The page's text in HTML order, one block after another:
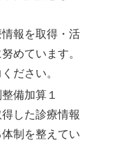
報を取得・活
めています。
ださい。
備加算１
した診療情報
制を整えてい